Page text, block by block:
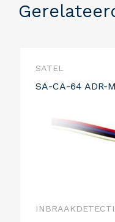
SATEL
SA-CA-64 ADR-